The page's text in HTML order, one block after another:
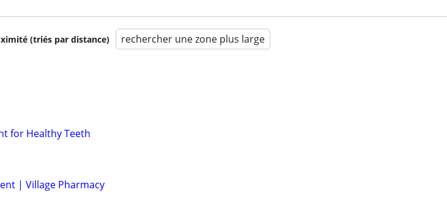
(triés par distance) rechercher une zone plus large
for Healthy Teeth
| Village Pharmacy